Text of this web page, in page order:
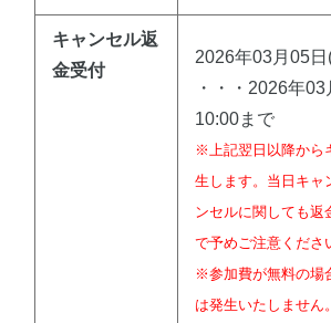
キャンセル返
金受付
2026年03月05日
・・・2026年
10:00まで
※上記翌日以降から
生します。当日キャ
ンセルに関しても返
で予めご注意くださ
※参加費が無料の場
は発生いたしません。